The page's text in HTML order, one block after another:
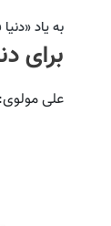
به ياد
برای
علی